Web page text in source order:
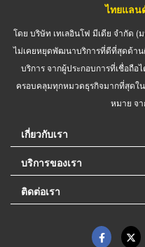
ไทยแลน
โดย บริษัท เทเลอินโฟ มีเดีย จำกัด (
ไม่เคยหยุดพัฒนาบริการที่ดีที่สุดด้าน
บริการ จากผู้ประกอบการที่เชื่อถื
ครอบคลุมทุกหมวดธุรกิจมากที่สุดใ
หมาย จ
เกี่ยวกับเรา
บริการของเรา
ติดต่อเรา